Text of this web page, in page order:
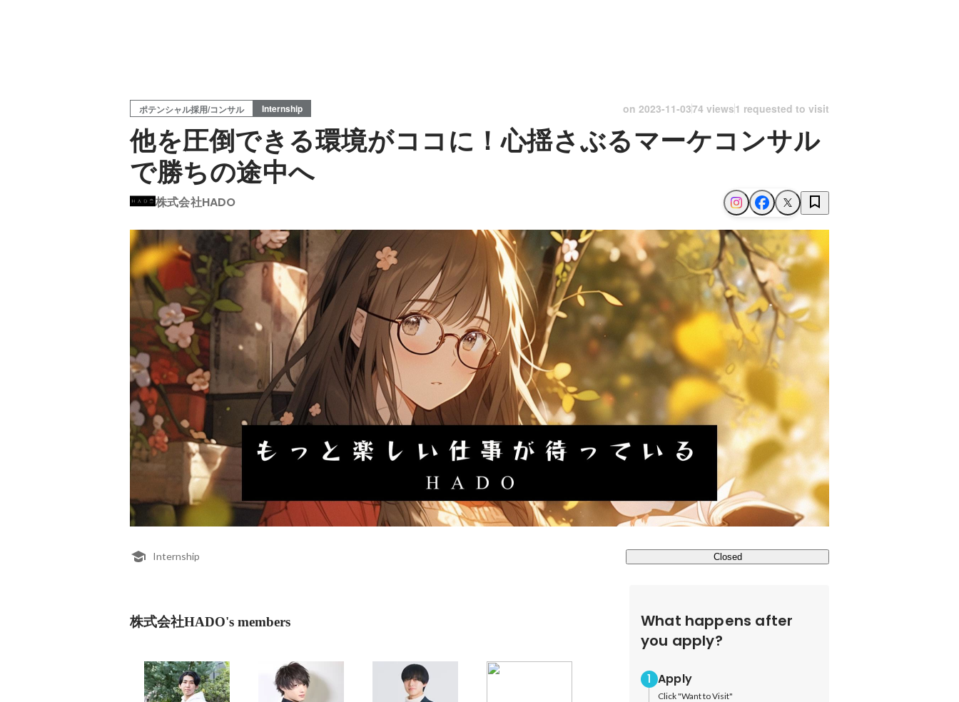
ポテンシャル採用/コンサル Internship on 2023-11-0374 views1 requested to visit
他を圧倒できる環境がココに！心揺さぶるマーケコンサル
で勝ちの途中へ
株式会社HADO
Internship Closed
株式会社HADO's members
What happens after
you apply?
Apply
Click "Want to Visit"